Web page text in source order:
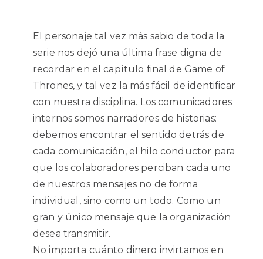
El personaje tal vez más sabio de toda la
serie nos dejó una última frase digna de
recordar en el capítulo final de Game of
Thrones, y tal vez la más fácil de identificar
con nuestra disciplina. Los comunicadores
internos somos narradores de historias:
debemos encontrar el sentido detrás de
cada comunicación, el hilo conductor para
que los colaboradores perciban cada uno
de nuestros mensajes no de forma
individual, sino como un todo. Como un
gran y único mensaje que la organización
desea transmitir.
No importa cuánto dinero invirtamos en